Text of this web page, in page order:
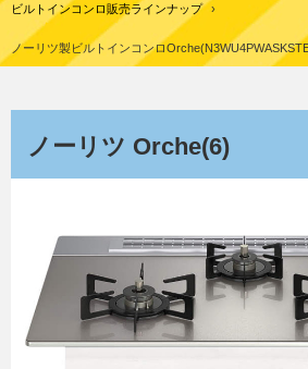
ビルトインコンロ販売ラインナップ ›
ノーリツ製ビルトインコンロ
ノーリツ Orche(6)